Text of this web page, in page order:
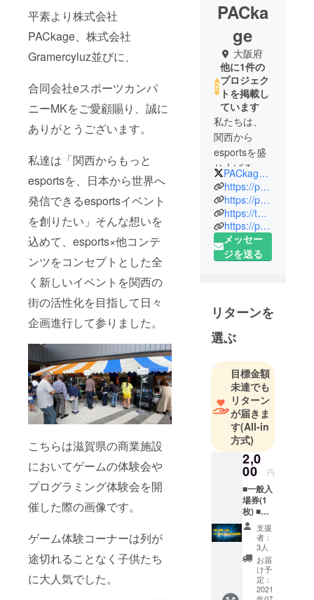
平素より株式会社
PACkage、株式会社
Gramercyluz並びに、
合同会社eスポーツカンパ
ニーMKをご愛顧賜り、誠に
ありがとうございます。
私達は「関西からもっと
esportsを、日本から世界へ
発信できるesportsイベント
を創りたい」そんな想いを
込めて、esports×他コンテ
ンツをコンセプトとした全
く新しいイベントを関西の
街の活性化を目指して日々
企画進行して参りました。
こちらは滋賀県の商業施設
においてゲームの体験会や
プログラミング体験会を開
催した際の画像です。
ゲーム体験コーナーは列が
途切れることなく子供たち
に大人気でした。
PACka
ge
大阪府
他に1件の
プロジェク
トを掲載し
ています
私たちは、
関西から
esportsを盛
り上げるた
めにesports
イベントや
esports大会
の開催、
esports team
の運営な
様々な事業
を行なって
います。
教育機関と
連携し、次
世代の
esportsのプ
レイヤー、
スタッフの
育成にも力
を入れてい
ます。
PACkage_2018
https://package-inc.com/
https://pngesports.com/
https://twitter.com/PNGesports
https://package.official.ec
メッセー
ジを送る
リターンを
選ぶ
目標金額
未達でも
リターン
が届きま
す(All-in
方式)
2,0
00 円
■一般入
場券(1
枚) ■イ
ベント
で使用
するエ
ンディ
ングの
エンド
ロール
支援
者：
3人
お届
け予
定：
2021